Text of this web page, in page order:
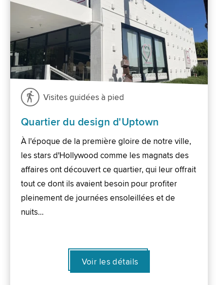
Visites guidées à pied
Quartier du design d'Uptown
À l'époque de la première gloire de notre ville,
les stars d'Hollywood comme les magnats des
affaires ont découvert ce quartier, qui leur offrait
tout ce dont ils avaient besoin pour profiter
pleinement de journées ensoleillées et de
nuits…
Voir les détails